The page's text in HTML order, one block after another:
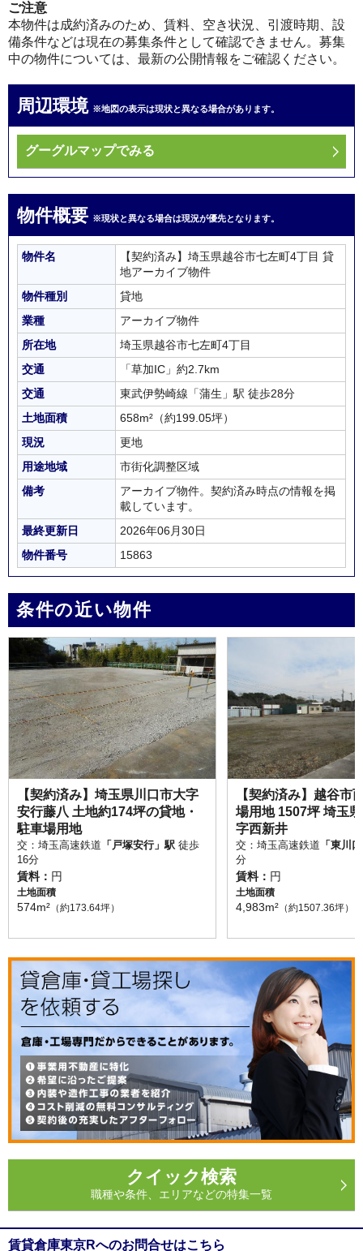
ご注意
本物件は成約済みのため、賃料、空き状況、引渡時期、設
備条件などは現在の募集条件として確認できません。募集
中の物件については、最新の公開情報をご確認ください。
周辺環境 ※地図の表示は現状と異なる場合があります。
グーグルマップでみる
物件概要 ※現状と異なる場合は現況が優先となります。
物件名
【契約済み】埼玉県越谷市七左町4丁目 貸
地アーカイブ物件
物件種別
貸地
業種
アーカイブ物件
所在地
埼玉県越谷市七左町4丁目
交通
「草加IC」約2.7km
交通
東武伊勢崎線「蒲生」駅 徒歩28分
土地面積
658m² （約199.05坪）
現況
更地
用途地域
市街化調整区域
備考
アーカイブ物件。契約済み時点の情報を掲
載しています。
最終更新日
2026年06月30日
物件番号
15863
条件の近い物件
【契約済み】埼玉県川口市大字
安行藤八 土地約174坪の貸地・
駐車場用地
交：埼玉高速鉄道 「戸塚安行」駅 徒歩
16分
賃料： 円
土地面積
574m² （約173.64坪）
【契約済み】越谷市
場用地 1507坪 埼玉
字西新井
交：埼玉高速鉄道 「東川
分
賃料： 円
土地面積
4,983m² （約1507.36坪）
クイック検索
職種や条件、エリアなどの特集一覧
賃貸倉庫東京Rへのお問合せはこちら